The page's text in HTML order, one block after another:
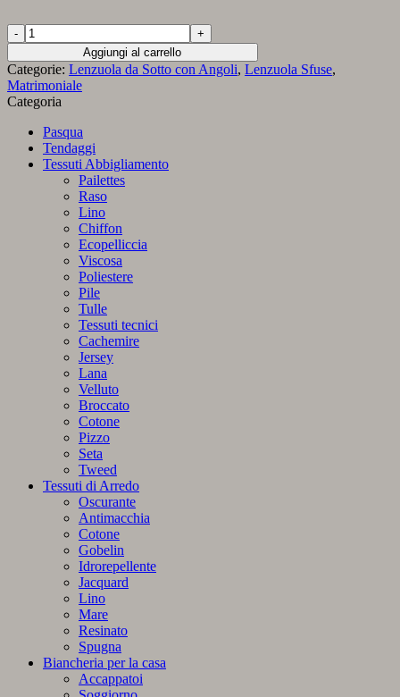
Lenzuola
Sotto
con
Angoli
in
Jersey
Cotone
Matrimoniale
Aggiungi al carrello
Categorie: Lenzuola da Sotto con Angoli, Lenzuola Sfuse,
Matrimoniale
Categoria
Pasqua
Tendaggi
Tessuti Abbigliamento
Pailettes
Raso
Lino
Chiffon
Ecopelliccia
Viscosa
Poliestere
Pile
Tulle
Tessuti tecnici
Cachemire
Jersey
Lana
Velluto
Broccato
Cotone
Pizzo
Seta
Tweed
Tessuti di Arredo
Oscurante
Antimacchia
Cotone
Gobelin
Idrorepellente
Jacquard
Lino
Mare
Resinato
Spugna
Biancheria per la casa
Accappatoi